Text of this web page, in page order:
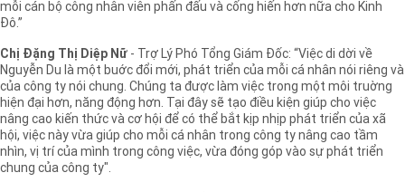
mỗi cán bộ công nhân viên phấn đấu và cống hiến hơn nữa cho Kinh
Đô.”
Chị Đặng Thị Diệp Nữ - Trợ Lý Phó Tổng Giám Đốc: “Việc di dời về
Nguyễn Du là một buớc đổi mới, phát triển của mỗi cá nhân nói riêng và
của công ty nói chung. Chúng ta được làm việc trong một môi truờng
hiện đại hơn, năng động hơn. Tại đây sẽ tạo điều kiện giúp cho việc
nâng cao kiến thức và cơ hội để có thể bắt kịp nhịp phát triển của xã
hội, việc này vừa giúp cho mỗi cá nhân trong công ty nâng cao tầm
nhìn, vị trí của mình trong công việc, vừa đóng góp vào sự phát triển
chung của công ty".